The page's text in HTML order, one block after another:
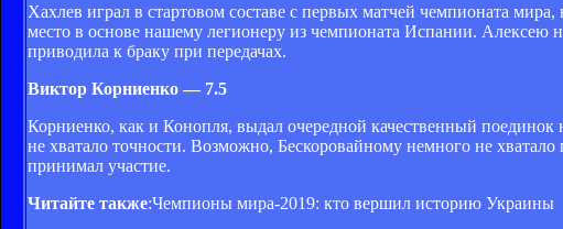
Хахлев играл в стартовом составе с первых матчей чемпионата
место в основе нашему легионеру из чемпионата Испании. Алексею
приводила к браку при передачах.
Виктор Корниенко — 7.5
Корниенко, как и Конопля, выдал очередной качественный поединок
не хватало точности. Возможно, Бескоровайному немного не
принимал участие.
Читайте также:Чемпионы мира-2019: кто вершил историю Украины